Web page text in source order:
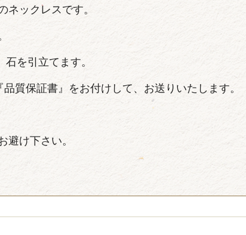
ックレスです。
を引立てます。
質保証書』をお付けして、お送りいたします。
け下さい。